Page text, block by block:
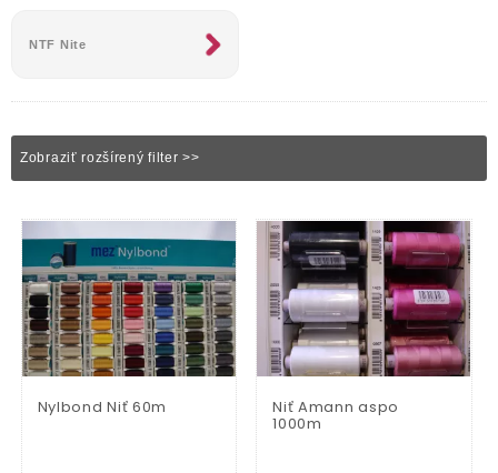
NTF Nite
Zobraziť rozšírený filter >>
Nylbond Niť 60m Niť Amann aspo
1000m